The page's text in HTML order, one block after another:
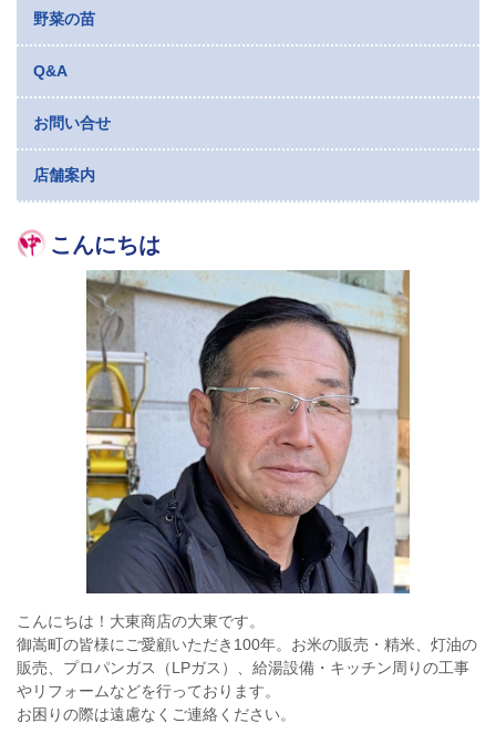
野菜の苗
Q&A
お問い合せ
店舗案内
こんにちは
こんにちは！大東商店の大東です。
御嵩町の皆様にご愛顧いただき100年。お米の販売・精米、灯油の
販売、プロパンガス（LPガス）、給湯設備・キッチン周りの工事
やリフォームなどを行っております。
お困りの際は遠慮なくご連絡ください。